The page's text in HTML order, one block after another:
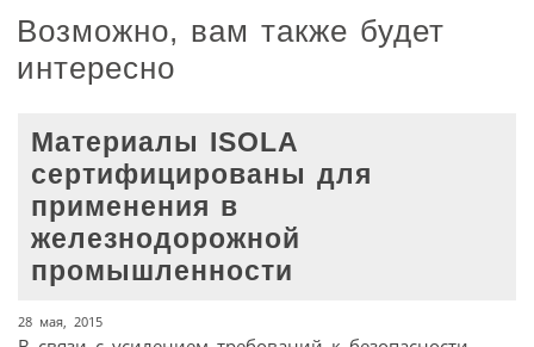
Возможно, вам также будет
интересно
Материалы ISOLA
сертифицированы для
применения в
железнодорожной
промышленности
28 мая, 2015